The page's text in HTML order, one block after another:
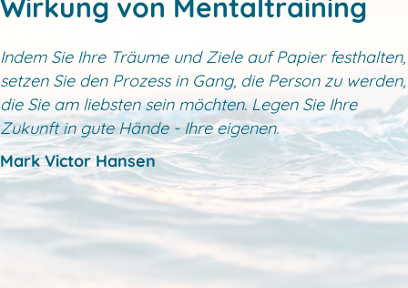
Wirkung von Mentaltraining
Indem Sie Ihre Träume und Ziele auf Papier festhalten,
setzen Sie den Prozess in Gang, die Person zu werden,
die Sie am liebsten sein möchten. Legen Sie Ihre
Zukunft in gute Hände - Ihre eigenen.
Mark Victor Hansen